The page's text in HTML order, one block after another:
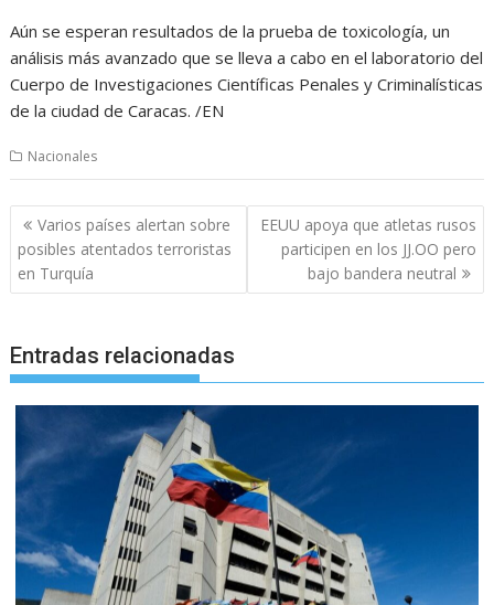
Aún se esperan resultados de la prueba de toxicología, un
análisis más avanzado que se lleva a cabo en el laboratorio del
Cuerpo de Investigaciones Científicas Penales y Criminalísticas
de la ciudad de Caracas. /EN
Nacionales
Navegación
de
entradas
Varios países alertan sobre
posibles atentados terroristas
en Turquía
EEUU apoya que atletas rusos
participen en los JJ.OO pero
bajo bandera neutral
Entradas relacionadas